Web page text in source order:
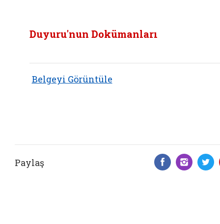
Duyuru'nun Dokümanları
Belgeyi Görüntüle
Paylaş